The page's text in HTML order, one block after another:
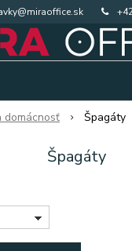
domácnosť Špagáty
Špagáty